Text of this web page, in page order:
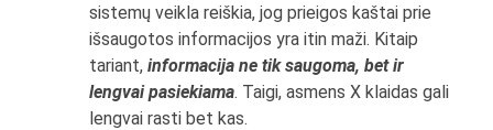
sistemų veikla reiškia, jog prieigos kaštai prie
išsaugotos informacijos yra itin maži. Kitaip
tariant,informacija ne tik saugoma, bet ir
lengvai pasiekiama. Taigi, asmens X klaidas gali
lengvai rasti bet kas.